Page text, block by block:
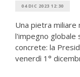
04 DIC 2023 12:30
Una pietra miliare
l'impegno globale
concrete: la
venerdì 1°